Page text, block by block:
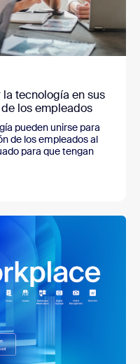
tecnología en sus
los empleados
pueden unirse para
de los empleados al
para que tengan